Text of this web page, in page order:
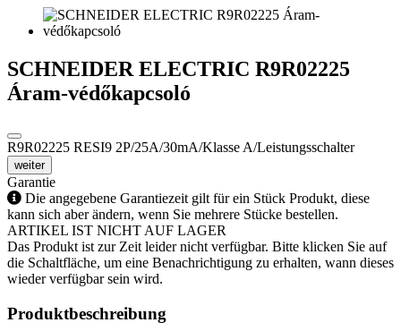
SCHNEIDER ELECTRIC R9R02225
Áram-védőkapcsoló
R9R02225 RESI9 2P/25A/30mA/Klasse A/Leistungsschalter
weiter
Garantie
Die angegebene Garantiezeit gilt für ein Stück Produkt, diese
kann sich aber ändern, wenn Sie mehrere Stücke bestellen.
ARTIKEL IST NICHT AUF LAGER
Das Produkt ist zur Zeit leider nicht verfügbar. Bitte klicken Sie auf
die Schaltfläche, um eine Benachrichtigung zu erhalten, wann dieses
wieder verfügbar sein wird.
Produktbeschreibung